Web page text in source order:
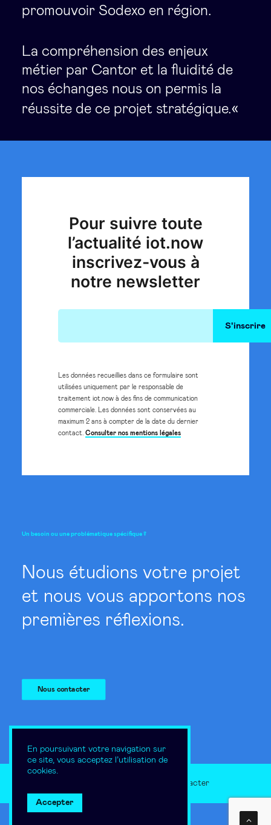
promouvoir Sodexo en région.
La compréhension des enjeux
métier par Cantor et la fluidité de
nos échanges nous on permis la
réussite de ce projet stratégique.«
Pour suivre toute
l’actualité iot.now
inscrivez-vous à
notre newsletter
Les données recueillies dans ce formulaire sont
utilisées uniquement par le responsable de
traitement iot.now à des fins de communication
commerciale. Les données sont conservées au
maximum 2 ans à compter de la date du dernier
contact. Consulter nos mentions légales
Un besoin ou une problématique spécifique ?
Nous étudions votre projet
et nous vous apportons nos
premières réflexions.
Nous contacter
Nous contacter
En poursuivant votre navigation sur
ce site, vous acceptez l’utilisation de
cookies.
Accepter